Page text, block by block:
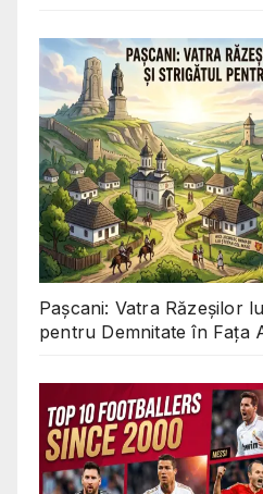
Pașcani: Vatra Răzeșilor
pentru Demnitate în Fața